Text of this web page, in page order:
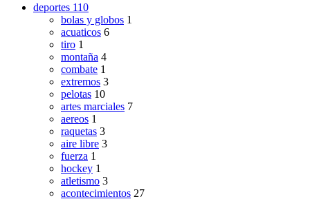
deportes 110
bolas y globos 1
acuaticos 6
tiro 1
montaña 4
combate 1
extremos 3
pelotas 10
artes marciales 7
aereos 1
raquetas 3
aire libre 3
fuerza 1
hockey 1
atletismo 3
acontecimientos 27